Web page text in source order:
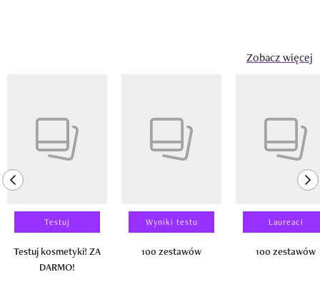
Zobacz więcej
previous element
Testuj
Testuj kosmetyki! ZA
DARMO!
Wyniki testu
100 zestawów
Laureaci
100 zestawów